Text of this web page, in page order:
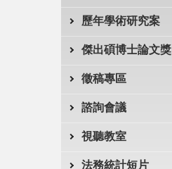
歷年學術研究案
傑出碩博士論文獎
徵稿專區
諮詢會議
視聽教室
法務統計短片